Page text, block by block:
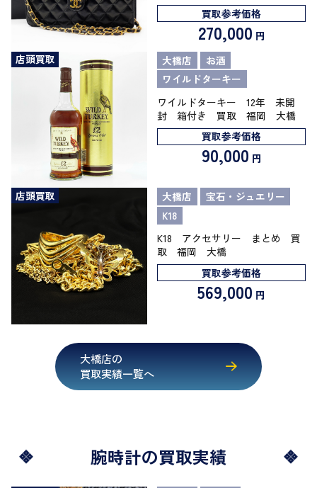
買取参考価格
270,000 円
店頭買取
大橋店
お酒
ワイルドターキー
ワイルドターキー 12年 未開
封 箱付き 買取 福岡 大橋
買取参考価格
90,000 円
店頭買取 大橋店
宝石・ジュエリー
K18
K18 アクセサリー まとめ 買
取 福岡 大橋
買取参考価格
569,000 円
大橋店の
買取実績一覧へ
腕時計の買取実績